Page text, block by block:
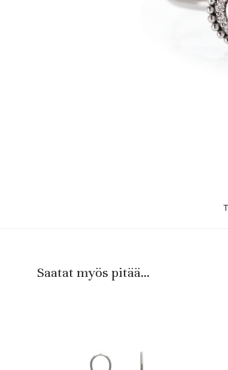
Saatat myös pitää...